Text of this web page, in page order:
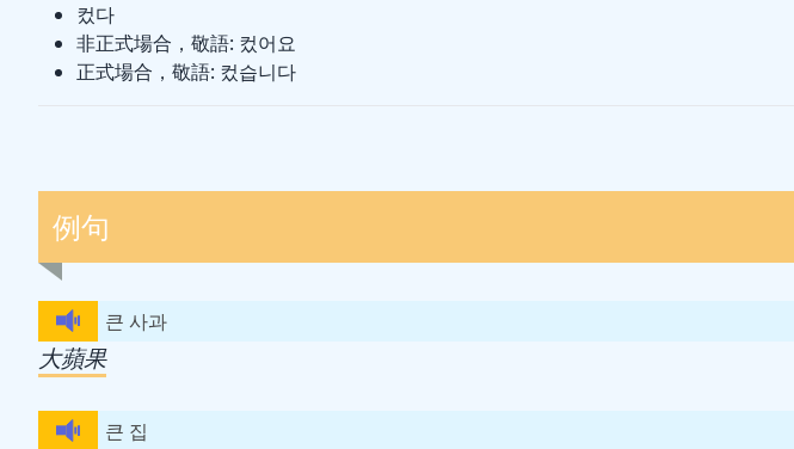
컸다
非正式場合，敬語: 컸어요
正式場合，敬語: 컸습니다
例句
큰 사과
大蘋果
큰 집